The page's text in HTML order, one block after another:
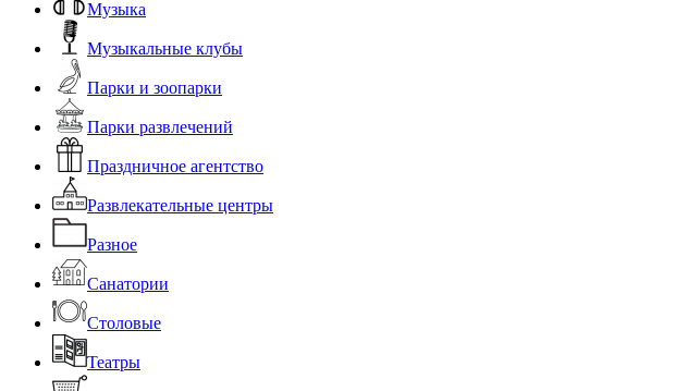
Музыка
Музыкальные клубы
Парки и зоопарки
Парки развлечений
Праздничное агентство
Развлекательные центры
Разное
Санатории
Столовые
Театры